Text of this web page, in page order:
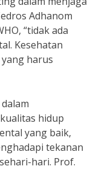
Adhanom
“tidak ada
Kesehatan
harus
hidup
yang baik,
tekanan
hari. Prof.